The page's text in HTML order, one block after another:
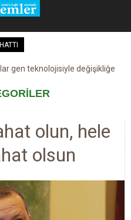
teknolojisiyle değişikliğe
ve kobay!
olun, hele
olsun